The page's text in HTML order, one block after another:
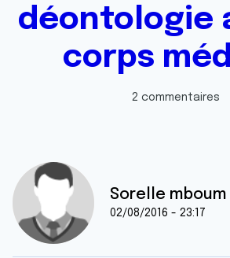
déontologie
corps
2 commentaires
Sorelle mboum
02/08/2016 - 23:17